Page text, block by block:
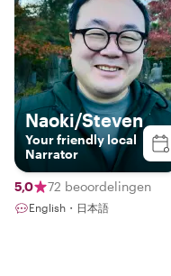
Naoki/Steven
Your friendly local
Narrator
5,0 72 beoordelingen
English・日本語